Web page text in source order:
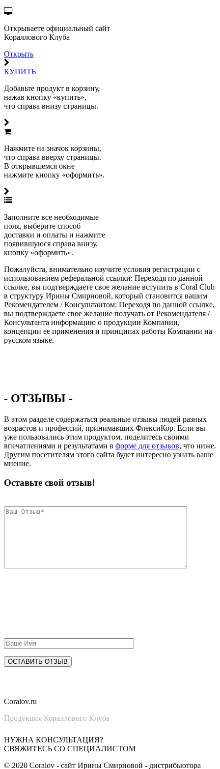
Открываете официальный сайт
Кораллового Клуба
Открыть
КУПИТЬ
Добавьте продукт в корзину,
нажав кнопку «купить»,
что справа внизу страницы.
Нажмите на значок корзины,
что справа вверху страницы.
В открывшемся окне
нажмите кнопку «оформить».
Заполните все необходимые
поля, выберите способ
доставки и оплаты и нажмите
появившуюся справа внизу,
кнопку «оформить».
Пожалуйста, внимательно изучите условия регистрации с
использованием реферальной ссылки: Переходя по данной
ссылке, вы подтверждаете свое желание вступить в Coral Club
в структуру Ирины Смирновой, который становится вашим
Рекомендателем / Консультантом; Переходя по данной ссылке,
вы подтверждаете свое желание получать от Рекомендателя /
Консультанта информацию о продукции Компании,
концепции ее применения и принципах работы Компании на
русском языке.
- ОТЗЫВЫ -
В этом разделе содержаться реальные отзывы людей разных
возрастов и профессий, принимавших ФлексиКор. Если вы
уже пользовались этим продуктом, поделитесь своими
впечатлениями и результатами в форме для отзывов, что ниже.
Другим посетителям этого сайта будет интересно узнать ваше
мнение.
Оставьте свой отзыв!
Coralov.ru
Продукция Кораллового Клуба
НУЖНА КОНСУЛЬТАЦИЯ?
СВЯЖИТЕСЬ СО СПЕЦИАЛИСТОМ
© 2020 Coralov - сайт Ирины Смирновой - дистрибьютора